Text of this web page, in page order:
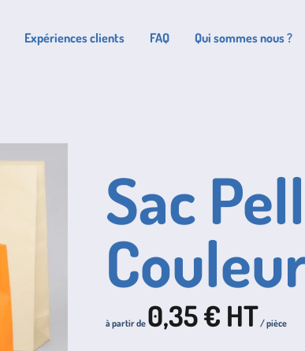
Expériences clients FAQ Qui sommes nous ?
Sac
à partir de 0,35€ HT/ pièce